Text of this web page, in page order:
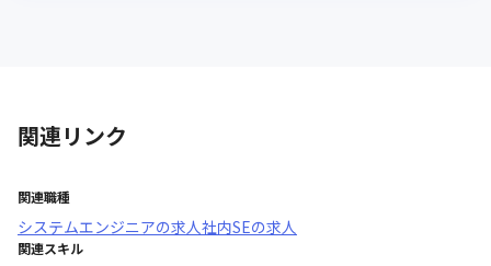
関連リンク
関連職種
システムエンジニアの求人社内SEの求人
関連スキル